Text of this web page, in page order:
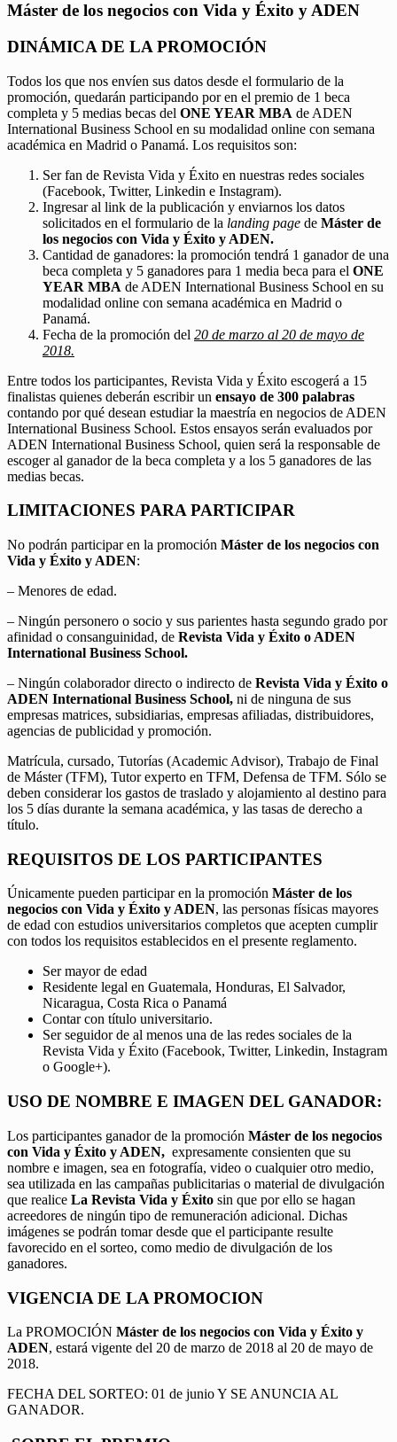
Máster de los negocios con Vida y Éxito y ADEN
DINÁMICA DE LA PROMOCIÓN
Todos los que nos envíen sus datos desde el formulario de la
promoción, quedarán participando por en el premio de 1 beca
completa y 5 medias becas del ONE YEAR MBA de ADEN
International Business School en su modalidad online con semana
académica en Madrid o Panamá. Los requisitos son:
Ser fan de Revista Vida y Éxito en nuestras redes sociales
(Facebook, Twitter, Linkedin e Instagram).
Ingresar al link de la publicación y enviarnos los datos
solicitados en el formulario de la landing page de Máster de
los negocios con Vida y Éxito y ADEN.
Cantidad de ganadores: la promoción tendrá 1 ganador de una
beca completa y 5 ganadores para 1 media beca para el ONE
YEAR MBA de ADEN International Business School en su
modalidad online con semana académica en Madrid o
Panamá.
Fecha de la promoción del 20 de marzo al 20 de mayo de
2018.
Entre todos los participantes, Revista Vida y Éxito escogerá a 15
finalistas quienes deberán escribir un ensayo de 300 palabras
contando por qué desean estudiar la maestría en negocios de ADEN
International Business School. Estos ensayos serán evaluados por
ADEN International Business School, quien será la responsable de
escoger al ganador de la beca completa y a los 5 ganadores de las
medias becas.
LIMITACIONES PARA PARTICIPAR
No podrán participar en la promoción Máster de los negocios con
Vida y Éxito y ADEN:
– Menores de edad.
– Ningún personero o socio y sus parientes hasta segundo grado por
afinidad o consanguinidad, de Revista Vida y Éxito o ADEN
International Business School.
– Ningún colaborador directo o indirecto de Revista Vida y Éxito o
ADEN International Business School, ni de ninguna de sus
empresas matrices, subsidiarias, empresas afiliadas, distribuidores,
agencias de publicidad y promoción.
Matrícula, cursado, Tutorías (Academic Advisor), Trabajo de Final
de Máster (TFM), Tutor experto en TFM, Defensa de TFM. Sólo se
deben considerar los gastos de traslado y alojamiento al destino para
los 5 días durante la semana académica, y las tasas de derecho a
título.
REQUISITOS DE LOS PARTICIPANTES
Únicamente pueden participar en la promoción Máster de los
negocios con Vida y Éxito y ADEN, las personas físicas mayores
de edad con estudios universitarios completos que acepten cumplir
con todos los requisitos establecidos en el presente reglamento.
Ser mayor de edad
Residente legal en Guatemala, Honduras, El Salvador,
Nicaragua, Costa Rica o Panamá
Contar con título universitario.
Ser seguidor de al menos una de las redes sociales de la
Revista Vida y Éxito (Facebook, Twitter, Linkedin, Instagram
o Google+).
USO DE NOMBRE E IMAGEN DEL GANADOR:
Los participantes ganador de la promoción Máster de los negocios
con Vida y Éxito y ADEN, expresamente consienten que su
nombre e imagen, sea en fotografía, video o cualquier otro medio,
sea utilizada en las campañas publicitarias o material de divulgación
que realice La Revista Vida y Éxito sin que por ello se hagan
acreedores de ningún tipo de remuneración adicional. Dichas
imágenes se podrán tomar desde que el participante resulte
favorecido en el sorteo, como medio de divulgación de los
ganadores.
VIGENCIA DE LA PROMOCION
La PROMOCIÓN Máster de los negocios con Vida y Éxito y
ADEN, estará vigente del 20 de marzo de 2018 al 20 de mayo de
2018.
FECHA DEL SORTEO: 01 de junio Y SE ANUNCIA AL
GANADOR.